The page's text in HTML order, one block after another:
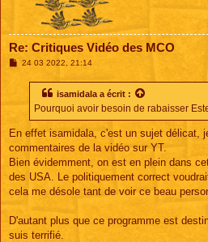
Re: Critiques Vidéo des MCO
M24 03 2022, 21:14
isamidala a écrit :
Pourquoi avoir besoin de rabaisser
En effet isamidala, c'est un sujet délicat,
commentaires de la vidéo sur YT.
Bien évidemment, on est en plein dans
des USA. Le politiquement correct
cela me désole tant de voir ce beau
D'autant plus que ce programme est
suis terrifié.